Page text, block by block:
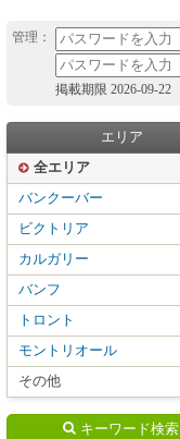
掲載期限 2026-09-22
エリア
全エリア
バンクーバー
ビクトリア
カルガリー
バンフ
トロント
モントリオール
その他
キーワード検索